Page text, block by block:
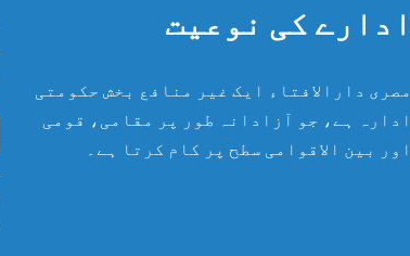
ادارے کی نوعیت
مصری دارالافتاء ایک غیر منافع بخش حکومتی
ادارہ ہے، جو آزادانہ طور پر مقامی، قومی
اور بین الاقوامی سطح پر کام کرتا ہے۔